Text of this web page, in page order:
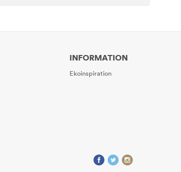
INFORMATION
Ekoinspiration